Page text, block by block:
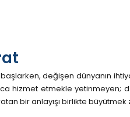
değişen dünyanın
hizmet etmekle
bir anlayışı birlikte büyütmek